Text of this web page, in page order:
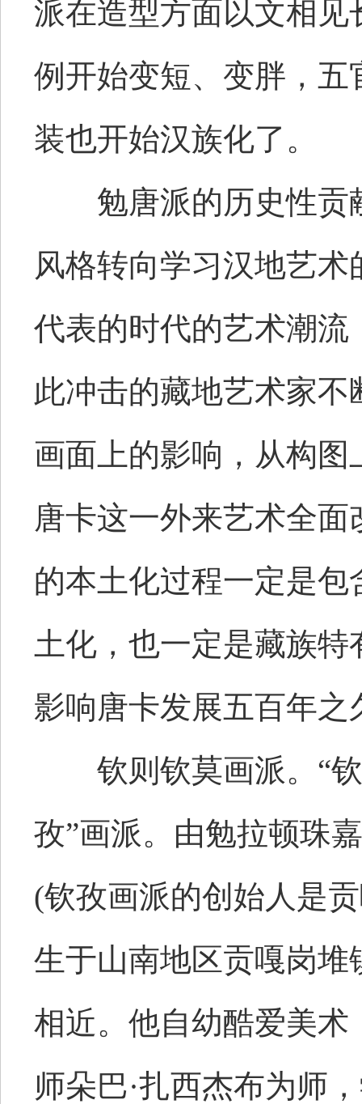
派在造型方面以文相
例开始变短、变胖，
装也开始汉族化了。
勉唐派的历史性贡
风格转向学习汉地艺
代表的时代的艺术潮
此冲击的藏地艺术家
画面上的影响，从构
唐卡这一外来艺术全
的本土化过程一定是
土化，也一定是藏族
影响唐卡发展五百年之
钦则钦莫画派。“钦
孜”画派。由勉拉顿珠
(钦孜画派的创始人是
生于山南地区贡嘎岗堆
相近。他自幼酷爱美
师朵巴·扎西杰布为师